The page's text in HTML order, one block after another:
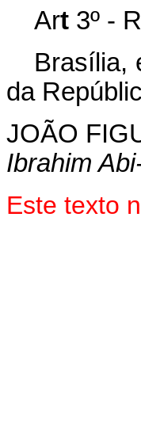
Art 3º -
Brasília,
da
JOÃO
Ibrahim
Este texto